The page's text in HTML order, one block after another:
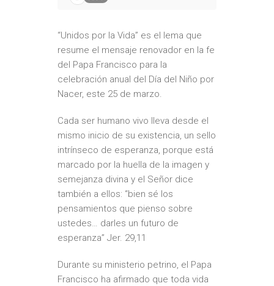
“Unidos por la Vida” es el lema que
resume el mensaje renovador en la fe
del Papa Francisco para la
celebración anual del Día del Niño por
Nacer, este 25 de marzo.
Cada ser humano vivo lleva desde el
mismo inicio de su existencia, un sello
intrínseco de esperanza, porque está
marcado por la huella de la imagen y
semejanza divina y el Señor dice
también a ellos: “bien sé los
pensamientos que pienso sobre
ustedes… darles un futuro de
esperanza” Jer. 29,11
Durante su ministerio petrino, el Papa
Francisco ha afirmado que toda vida